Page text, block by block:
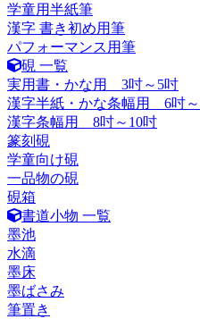
学童用半紙筆
漢字 書き初め用筆
パフォーマンス用筆
硯 一覧
実用書・かな用 3吋～5吋
漢字半紙・かな条幅用 6吋
漢字条幅用 8吋～10吋
篆刻硯
学童向け硯
一品物の硯
硯箱
書道小物 一覧
墨池
水滴
墨床
墨ばさみ
筆置き